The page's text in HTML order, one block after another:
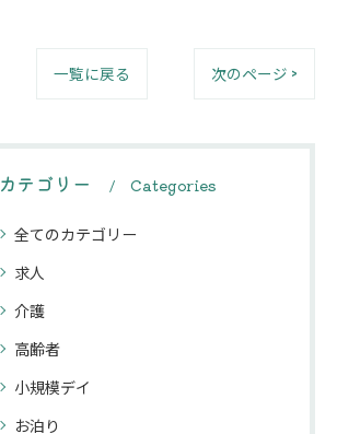
一覧に戻る 次のページ >
カテゴリー Categories
全てのカテゴリー
求人
介護
高齢者
小規模デイ
お泊り